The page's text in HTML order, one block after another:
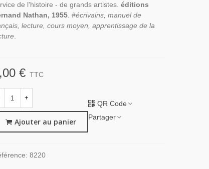
de l'histoire - de grands artistes. éditions
Nathan, 1955. #écrivains, manuel de
lecture, cours moyen, apprentissage de la
.
€ TTC
+
Ajouter au panier
QR Code
Partager
8220